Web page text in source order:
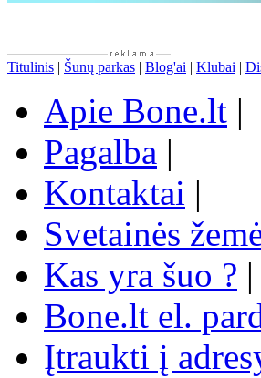
Titulinis | Šunų parkas | Blog'ai | Klubai |
Apie Bone.lt |
Pagalba |
Kontaktai |
Svetainės
Kas yra šuo ? |
Bone.lt el.
Įtraukti į